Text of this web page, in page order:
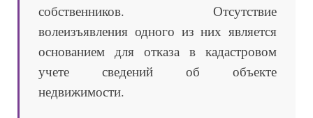
собственников. Отсутствие
волеизъявления одного из них является
основанием для отказа в кадастровом
учете сведений об объекте
недвижимости.